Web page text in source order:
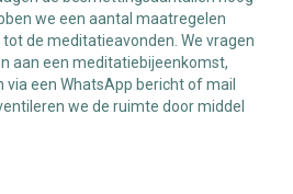
we een aantal maatregelen
de meditatieavonden. We vragen
aan een meditatiebijeenkomst,
een WhatsApp bericht of mail
we de ruimte door middel